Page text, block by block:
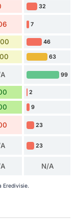
32
7
46
63
99
2
9
23
23
N/A
Eredivisie.